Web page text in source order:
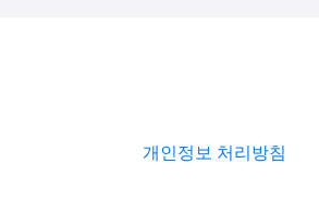
개인정보 처리방침